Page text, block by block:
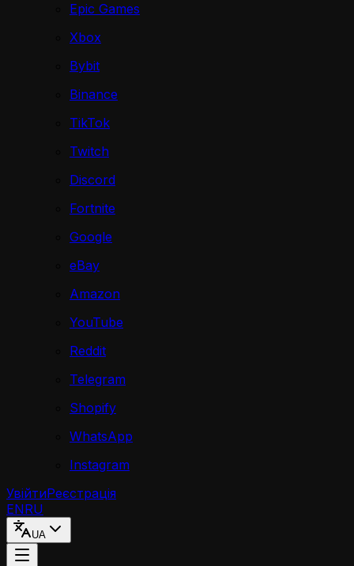
Epic Games
Xbox
Bybit
Binance
TikTok
Twitch
Discord
Fortnite
Google
eBay
Amazon
YouTube
Reddit
Telegram
Shopify
WhatsApp
Instagram
УвійтиРеєстрація
ENRU
UA